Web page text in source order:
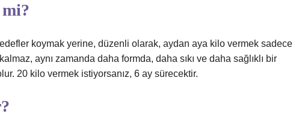
koymak yerine, düzenli olarak, aydan aya kilo vermek sadece
aynı zamanda daha formda, daha sıkı ve daha sağlıklı bir
20 kilo vermek istiyorsanız, 6 ay sürecektir.